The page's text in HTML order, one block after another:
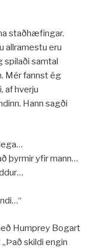
staðhæfingar.
allramestu eru
spilaði samtal
Mér fannst ég
af hverju
Hann sagði
þyrmir yfir mann…
Humprey Bogart
skildi engin